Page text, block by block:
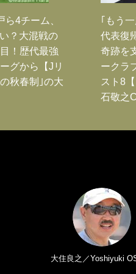
4チーム、
？大混戦の
！歴代最強
グから【Jリ
秋春制｣の大
｢もう
代表復
奇跡を
ークラ
スト8
石敬之
大住良之／Yoshiyuki